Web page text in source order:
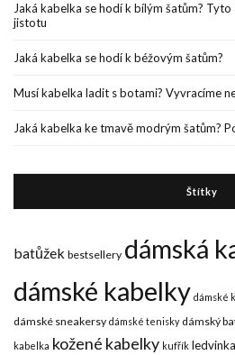
Jaká kabelka se hodí k bílým šatům?
jistotu
Jaká kabelka se hodí k béžovým šatům?
Musí kabelka ladit s botami? Vyvracíme
Jaká kabelka ke tmavě modrým šatům?
Štítky
batůžek bestsellery dámská
dámské kabelky dámské
dámské sneakersy dámské tenisky dámský
kabelka kožené kabelky kufřík ledvinka